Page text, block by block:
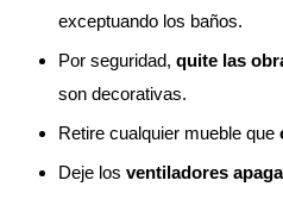
exceptuando los baños.
Por seguridad, quite las
son decorativas.
Retire cualquier mueble que
Deje los ventiladores